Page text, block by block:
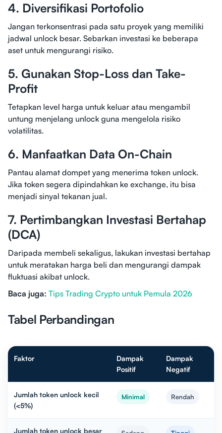
4. Diversifikasi Portofolio
Jangan terkonsentrasi pada satu proyek yang memiliki
jadwal unlock besar. Sebarkan investasi ke beberapa
aset untuk mengurangi risiko.
5. Gunakan Stop-Loss dan Take-
Profit
Tetapkan level harga untuk keluar atau mengambil
untung menjelang unlock guna mengelola risiko
volatilitas.
6. Manfaatkan Data On-Chain
Pantau alamat dompet yang menerima token unlock.
Jika token segera dipindahkan ke exchange, itu bisa
menjadi sinyal tekanan jual.
7. Pertimbangkan Investasi Bertahap
(DCA)
Daripada membeli sekaligus, lakukan investasi bertahap
untuk meratakan harga beli dan mengurangi dampak
fluktuasi akibat unlock.
Baca juga: Tips Trading Crypto untuk Pemula 2026
Tabel Perbandingan
Faktor
Dampak
Positif
Dampak
Negatif
Jumlah token unlock kecil
(<5%)
Minimal Rendah
Jumlah token unlock besar